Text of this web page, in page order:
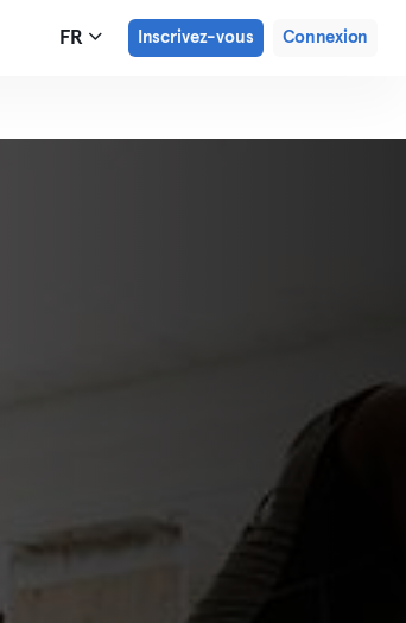
FR Inscrivez-vous Connexion